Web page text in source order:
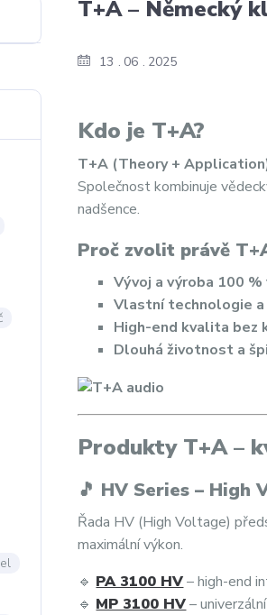
13 06 2025
T+A – Německý
Kdo je T+A?
T+A (Theory +
Společnost kombinuje
nadšence.
Proč zvolit právě
Vývoj a výroba 100 %
Vlastní technologie a
High-end kvalita bez
Dlouhá životnost a
Produkty T+A –
🎵 HV Series –
Řada HV (High Voltage)
maximální výkon.
🔹 PA 3100 HV– high-end
🔹 MP 3100 HV–